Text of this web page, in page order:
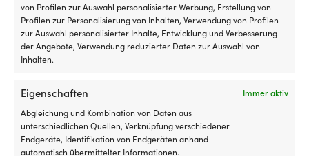
von Profilen zur Auswahl personalisierter Werbung, Erstellung von
Profilen zur Personalisierung von Inhalten, Verwendung von Profilen
zur Auswahl personalisierter Inhalte, Entwicklung und Verbesserung
der Angebote, Verwendung reduzierter Daten zur Auswahl von
Inhalten.
Eigenschaften
Immer aktiv
Abgleichung und Kombination von Daten aus
unterschiedlichen Quellen, Verknüpfung verschiedener
Endgeräte, Identifikation von Endgeräten anhand
automatisch übermittelter Informationen.
Mehr über unsere Preisgarantie
erfahren